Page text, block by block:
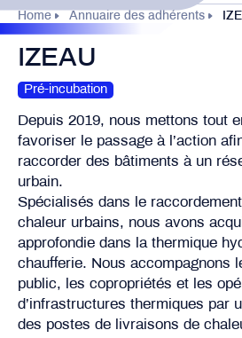
Home Annuaire des adhérents
IZEAU
Pré-incubation
Depuis 2019, nous mettons tout
favoriser le passage à l’action
raccorder des bâtiments à un
urbain.
Spécialisés dans le
chaleur urbains, nous avons
approfondie dans la thermique
chaufferie. Nous accompagnons
public, les copropriétés et les
d’infrastructures thermiques par
des postes de livraisons de